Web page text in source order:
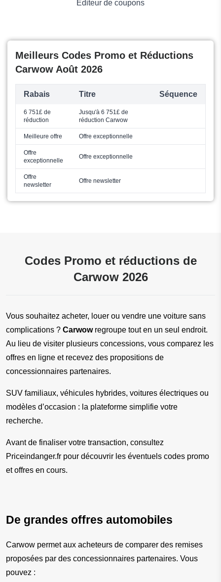
Éditeur de coupons
Meilleurs Codes Promo et Réductions
Carwow Août 2026
Rabais Titre Séquence
6 751£ de
réduction
Jusqu'à 6 751£ de
réduction Carwow
Meilleure offre Offre exceptionnelle
Offre
exceptionnelle
Offre exceptionnelle
Offre
newsletter
Offre newsletter
Codes Promo et réductions de
Carwow 2026
Vous souhaitez acheter, louer ou vendre une voiture sans
complications ? Carwow regroupe tout en un seul endroit.
Au lieu de visiter plusieurs concessions, vous comparez les
offres en ligne et recevez des propositions de
concessionnaires partenaires.
SUV familiaux, véhicules hybrides, voitures électriques ou
modèles d’occasion : la plateforme simplifie votre
recherche.
Avant de finaliser votre transaction, consultez
Priceindanger.fr pour découvrir les éventuels codes promo
et offres en cours.
De grandes offres automobiles
Carwow permet aux acheteurs de comparer des remises
proposées par des concessionnaires partenaires. Vous
pouvez :